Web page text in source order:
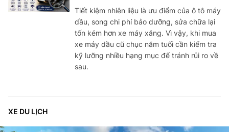
Tiết kiệm nhiên liệu là ưu điểm của ô tô máy
dầu, song chi phí bảo dưỡng, sửa chữa lại
tốn kém hơn xe máy xăng. Vì vậy, khi mua
xe máy dầu cũ chục năm tuổi cần kiểm tra
kỹ lưỡng nhiều hạng mục để tránh rủi ro về
sau.
XE DU LỊCH